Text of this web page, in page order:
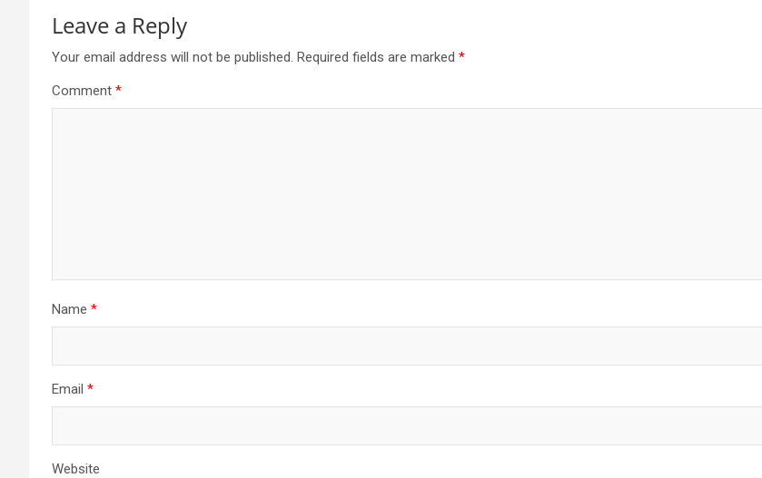
Leave a Reply
Your email address will not be published. Required fields are marked *
Comment *
Name *
Email *
Website